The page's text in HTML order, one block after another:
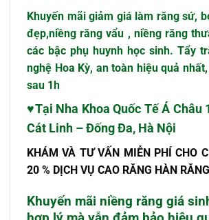
Khuyến mãi giảm giá làm răngsứ,
đẹp,niềng răng vẩu , niềng răng
các bậc phụ huynh học sinh. Tẩy
nghệ Hoa Kỳ, an toàn hiệu quả
sau 1h
♥Tại Nha Khoa Quốc Tế Á Châu
Cát Linh – Đống Đa, Hà Nội
KHÁM VÀ TƯ VẤN MIỄN PHÍ CHO
20 % DỊCH VỤ CAO RĂNG HÀN RĂNG
Khuyến mãi niềng răng giá